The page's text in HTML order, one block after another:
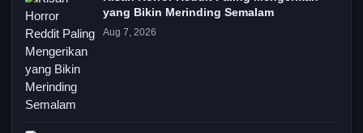
yang Bikin Merinding Semalam
Aug 7, 2026